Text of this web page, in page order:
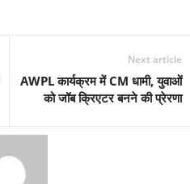
Next article
AWPL कार्यक्रम में CM धामी, युवाओं
को जॉब क्रिएटर बनने की प्रेरणा